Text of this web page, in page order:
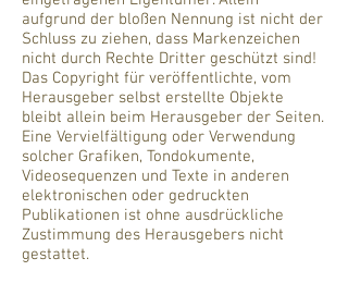
aufgrund der bloßen Nennung ist nicht der
Schluss zu ziehen, dass Markenzeichen
nicht durch Rechte Dritter geschützt sind!
Das Copyright für veröffentlichte, vom
Herausgeber selbst erstellte Objekte
bleibt allein beim Herausgeber der Seiten.
Eine Vervielfältigung oder Verwendung
solcher Grafiken, Tondokumente,
Videosequenzen und Texte in anderen
elektronischen oder gedruckten
Publikationen ist ohne ausdrückliche
Zustimmung des Herausgebers nicht
gestattet.